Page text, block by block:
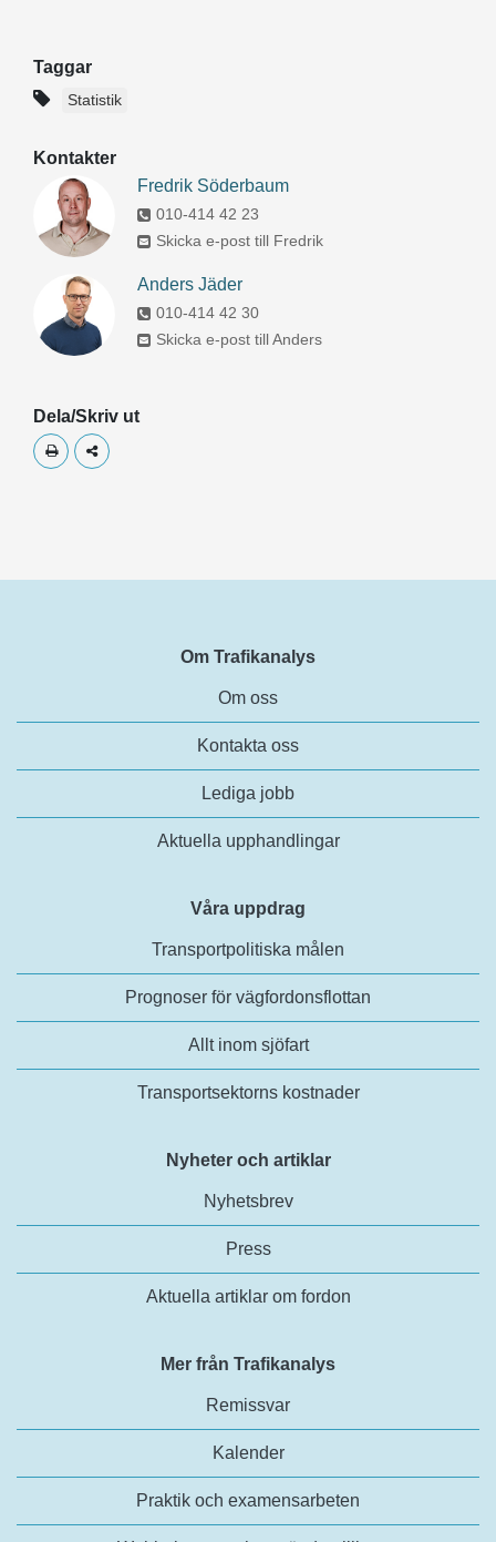
Taggar
Statistik
Kontakter
Fredrik Söderbaum
010-414 42 23
Skicka e-post till Fredrik
Anders Jäder
010-414 42 30
Skicka e-post till Anders
Dela/Skriv ut
Skriv utDela
Om Trafikanalys
Om oss
Kontakta oss
Lediga jobb
Aktuella upphandlingar
Våra uppdrag
Transportpolitiska målen
Prognoser för vägfordonsflottan
Allt inom sjöfart
Transportsektorns kostnader
Nyheter och artiklar
Nyhetsbrev
Press
Aktuella artiklar om fordon
Mer från Trafikanalys
Remissvar
Kalender
Praktik och examensarbeten